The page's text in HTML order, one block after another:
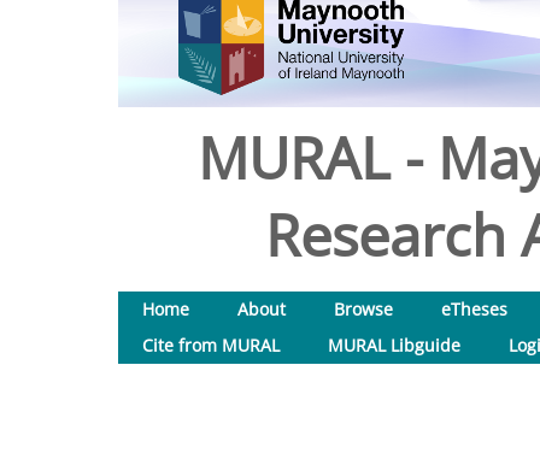
MURAL -
Research
Home About Browse
eTheses
Cite from MURAL
MURAL Libguide